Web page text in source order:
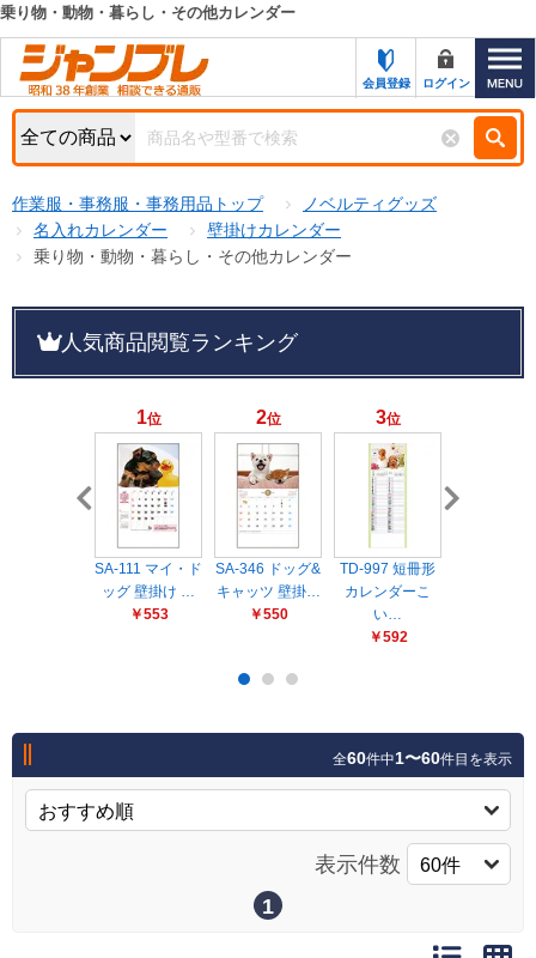
カテゴリー一覧
お知らせ
特集・キャンペーン一覧
初めての方へ
お問い合わせ
サポート＆ヘルプ
ジャンブレの特長
新規登録キャンペーン
名入れ刺繍
メーカーカタログ一覧
試着サンプル無料貸し出し
キーワード検索
検索条件
商品カテゴリから選ぶ
商品ステータスで絞る
キャンペーン
オリジナル
処分品
販売価格(税抜き)で絞る
乗り物・動物・暮らし・その他カレンダー
会員登録 ログイン
作業服・事務服・事務用品トップ
ノベルティグッズ
名入れカレンダー
壁掛けカレンダー
乗り物・動物・暮らし・その他カレンダー
人気商品閲覧ランキング
1位
SA-111 マイ・ド
ッグ 壁掛け …
￥553
2位
SA-346 ドッグ&
キャッツ 壁掛…
￥550
3位
TD-997 短冊形
カレンダーこ
い…
￥592
全60件中1〜60件目を表示
表示件数
1